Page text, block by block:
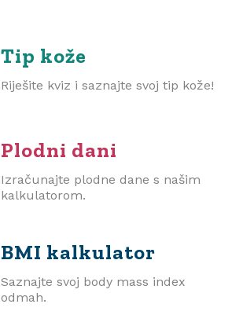
Tip kože
Riješite kviz i saznajte svoj tip kože!
Plodni dani
Izračunajte plodne dane s našim
kalkulatorom.
BMI kalkulator
Saznajte svoj body mass index
odmah.